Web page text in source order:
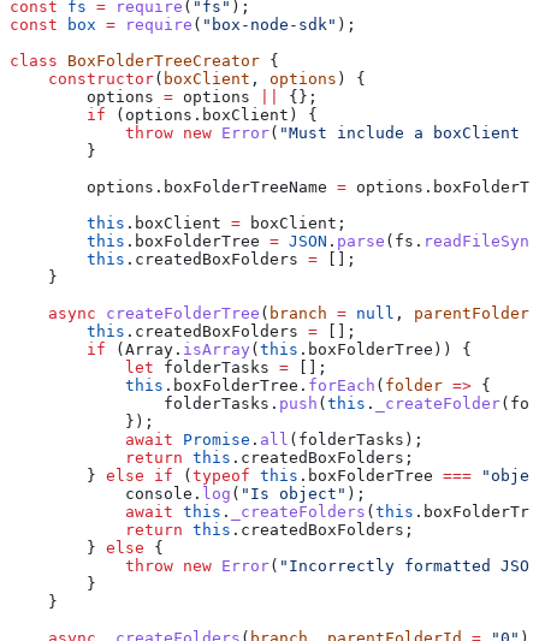
const fs = require ( "fs" );
const box = require ( "box-node-sdk" );
class BoxFolderTreeCreator {
    constructor
( boxClient , options ) {
        options
= options
{};
        if
( options . boxClient ) {
            throw
new Error( "Must include a boxClient
        }
        options
. boxFolderTreeName = options .
        this
. boxClient = boxClient ;
        this
. boxFolderTree = JSON . parse ( fs . readFileSync
        this
. createdBoxFolders = [];
    }
    async
createFolderTree ( branch = null ,
        this
. createdBoxFolders = [];
        if
( Array . isArray ( this . boxFolderTree )) {
            let
folderTasks = [];
            this
. boxFolderTree . forEach ( folder => {
                folderTasks
. push ( this . _createFolder(
            });
            await
Promise . all ( folderTasks );
            return
this . createdBoxFolders ;
        }
else if ( typeof this . boxFolderTree ===
            console
. log ( "Is object" );
            await
this . _createFolders ( this .
            return
this . createdBoxFolders ;
        }
else {
            throw
new Error( "Incorrectly formatted
        }
    }